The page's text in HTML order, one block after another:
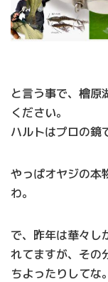
と言う事で、檜原
ください。
ハルトはプロの鏡
やっぱオヤジの本
わ。
で、昨年は華々し
れてますが、その
ちよったりしてな。